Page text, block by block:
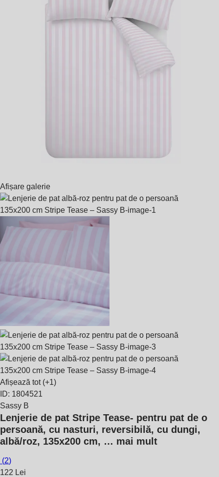
Afișare galerie
Afișează tot(+1)
ID: 1804521
Sassy B
Lenjerie de pat Stripe Tease- pentru pat de o
persoană, cu nasturi, reversibilă, cu dungi,
albă/roz, 135x200 cm, … mai mult
(2)
122 Lei